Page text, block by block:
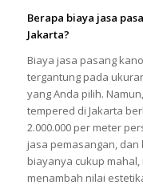
Berapa biaya jasa
Jakarta?
Biaya jasa pasang
tergantung pada
yang Anda pilih.
tempered di Jakarta
2.000.000 per meter
jasa pemasangan,
biayanya cukup
menambah nilai